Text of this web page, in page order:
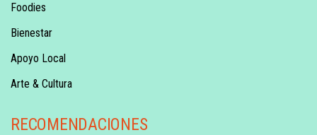
Foodies
Bienestar
Apoyo Local
Arte & Cultura
RECOMENDACIONES